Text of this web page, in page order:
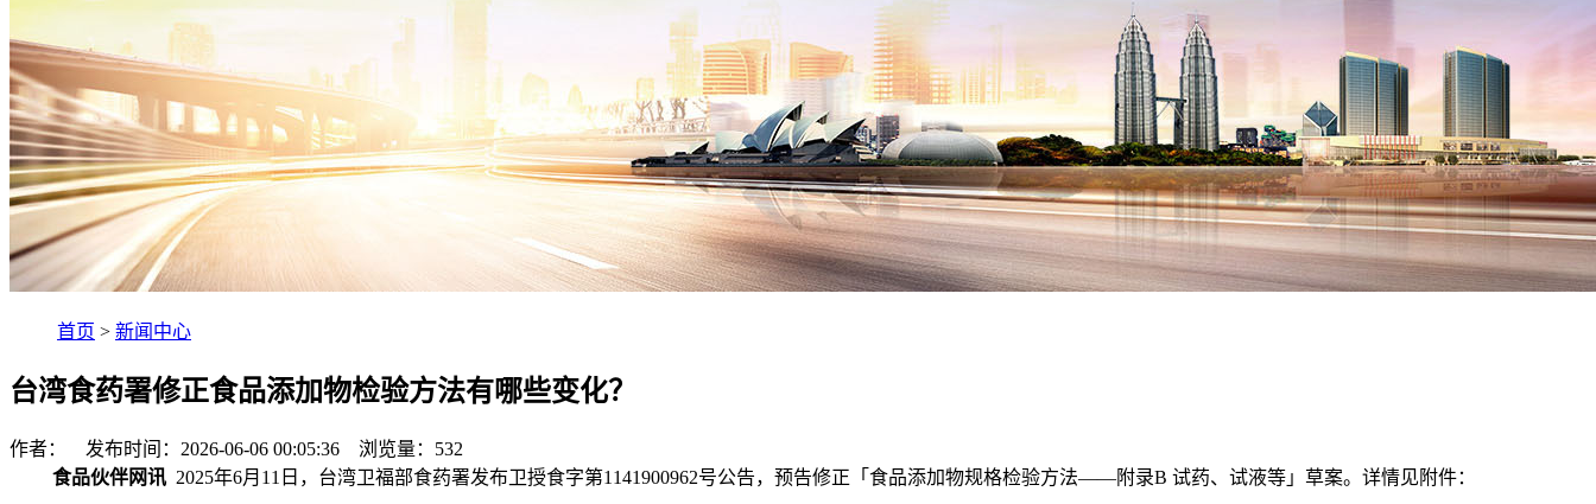
首页 > 新闻中心
台湾食药署修正食品添加物检验方法有哪些变化？
作者： 发布时间：2026-06-06 00:05:36 浏览量： 532
食品伙伴网讯 2025年6月11日，台湾卫福部食药署发布卫授食字第1141900962号公告，预告修正「食品添加物规格检验方法——附录B 试药、试液等」草案。详情见附件：